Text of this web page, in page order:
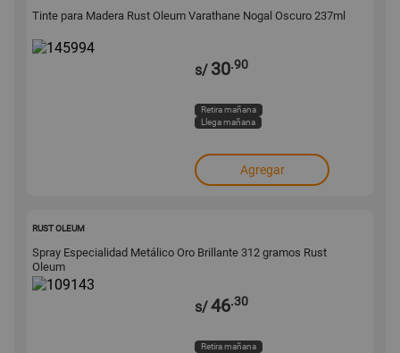
Tinte para Madera Rust Oleum Varathane Nogal Oscuro 237ml
s/ 30.90
Retira mañana
Llega mañana
Agregar
RUST OLEUM
Spray Especialidad Metálico Oro Brillante 312 gramos Rust
Oleum
s/46.30
Retira mañana